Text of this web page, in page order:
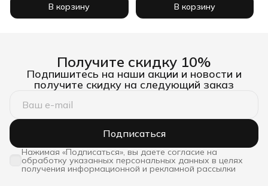
В корзину В корзину
Получите скидку 10%
Подпишитесь на наши акции и новости и
получите скидку на следующий заказ
Подписаться
Нажимая «Подписаться», вы даете согласие на
обработку указанных персональных данных в целях
получения информационной и рекламной рассылки